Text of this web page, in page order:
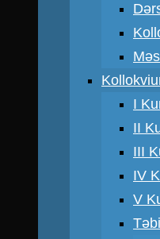
I
II
III
IV
V